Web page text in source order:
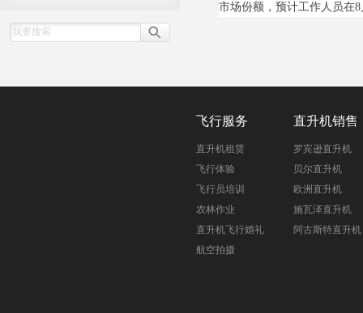
市场份额，预计工作人员在
飞行服务
直升机租赁
飞行体验
飞行员培训
农林作业
直升机飞行婚礼
航空拍摄
直升机销售
罗宾逊直升机
贝尔直升机
欧洲直升机
施瓦泽直升机
阿古斯特直升机